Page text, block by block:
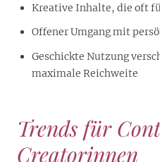
Kreative Inhalte, die oft
Offener Umgang mit
Geschickte Nutzung
maximale Reichweite
Trends für
Creatorinnen